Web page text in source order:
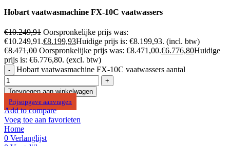
Hobart vaatwasmachine FX-10C vaatwassers
€10.249,91 Oorspronkelijke prijs was:
€10.249,91.€8.199,93Huidige prijs is: €8.199,93. (incl. btw)
€8.471,00 Oorspronkelijke prijs was: €8.471,00.€6.776,80Huidige
prijs is: €6.776,80. (excl. btw)
Hobart vaatwasmachine FX-10C vaatwassers aantal
Toevoegen aan winkelwagen
Prijsopgave aanvragen
Add to compare
Voeg toe aan favorieten
Home
0 Verlanglijst